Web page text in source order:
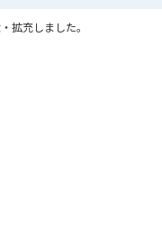
拡充しました。